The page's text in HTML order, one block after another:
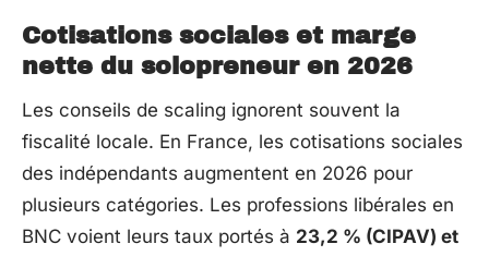
Cotisations sociales et marge
nette du solopreneur en 2026
Les conseils de scaling ignorent souvent la
fiscalité locale. En France, les cotisations sociales
des indépendants augmentent en 2026 pour
plusieurs catégories. Les professions libérales en
BNC voient leurs taux portés à 23,2 % (CIPAV) et